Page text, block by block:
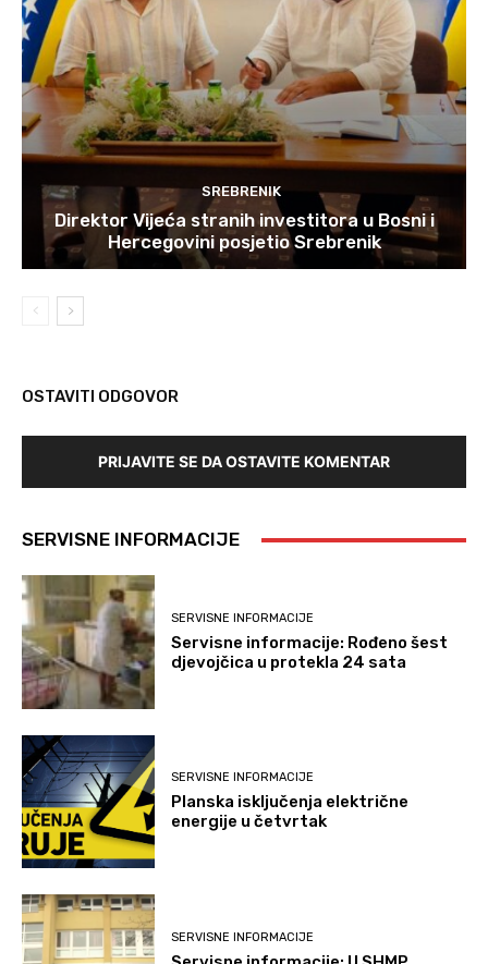
SREBRENIK
Direktor Vijeća stranih investitora u Bosni i
Hercegovini posjetio Srebrenik
OSTAVITI ODGOVOR
PRIJAVITE SE DA OSTAVITE KOMENTAR
SERVISNE INFORMACIJE
SERVISNE INFORMACIJE
Servisne informacije: Rođeno šest
djevojčica u protekla 24 sata
SERVISNE INFORMACIJE
Planska isključenja električne
energije u četvrtak
SERVISNE INFORMACIJE